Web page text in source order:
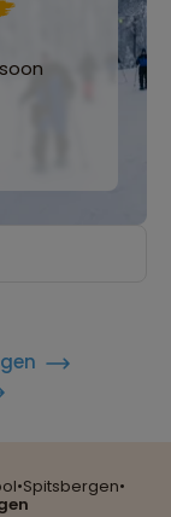
•Spitsbergen•
en milieu